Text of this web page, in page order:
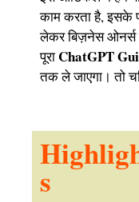
काम करता है, इसके
लेकर बिज़नेस
पूराChatGPT
तक ले जाएगा। तो
s